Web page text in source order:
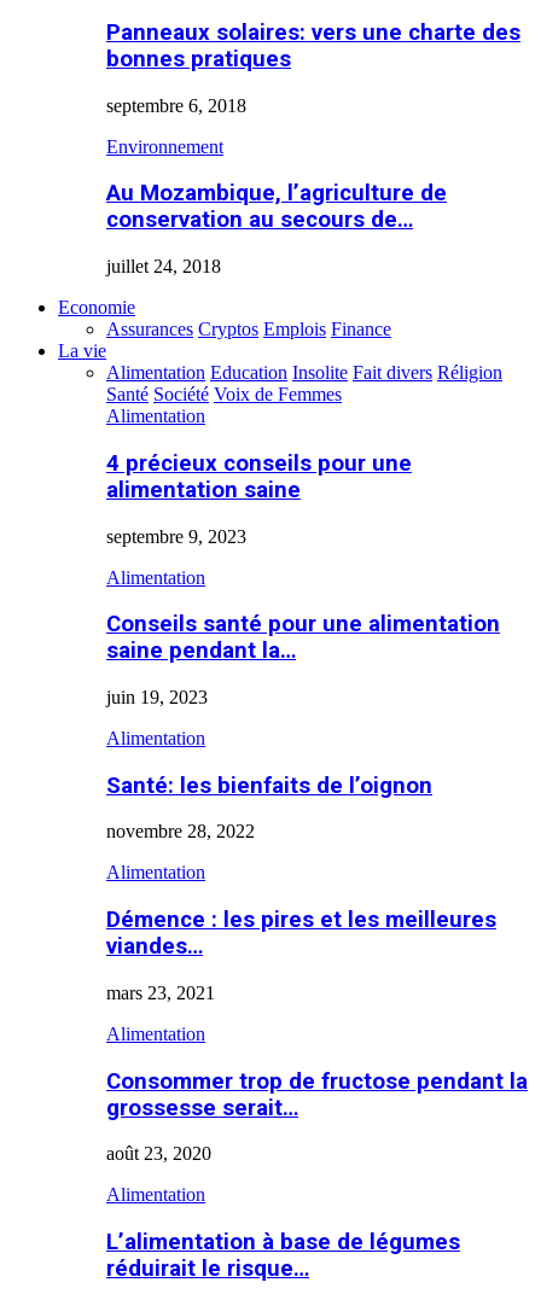
Panneaux solaires: vers une charte des
bonnes pratiques
septembre 6, 2018
Environnement
Au Mozambique, l’agriculture de
conservation au secours de…
juillet 24, 2018
Economie
Assurances Cryptos Emplois Finance
La vie
Alimentation Education Insolite Fait divers Réligion
Santé Société Voix de Femmes
Alimentation
4 précieux conseils pour une
alimentation saine
septembre 9, 2023
Alimentation
Conseils santé pour une alimentation
saine pendant la…
juin 19, 2023
Alimentation
Santé: les bienfaits de l’oignon
novembre 28, 2022
Alimentation
Démence : les pires et les meilleures
viandes…
mars 23, 2021
Alimentation
Consommer trop de fructose pendant la
grossesse serait…
août 23, 2020
Alimentation
L’alimentation à base de légumes
réduirait le risque…